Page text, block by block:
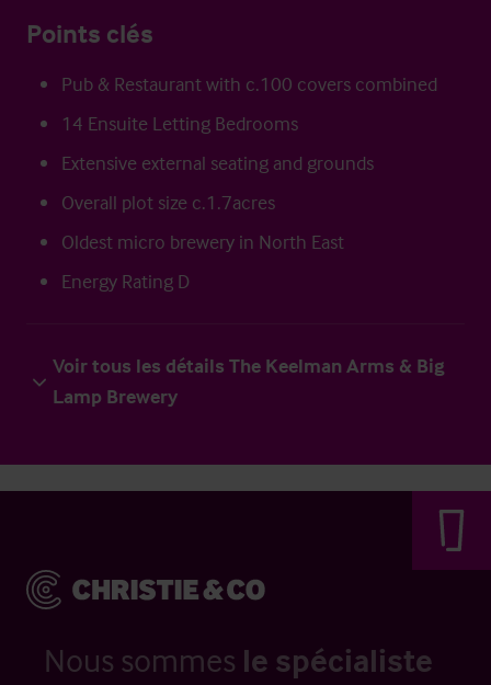
Points clés
Pub & Restaurant with c.100 covers combined
14 Ensuite Letting Bedrooms
Extensive external seating and grounds
Overall plot size c.1.7acres
Oldest micro brewery in North East
Energy Rating D
Voir tous les détails The Keelman Arms & Big
Lamp Brewery
Nous sommes le spécialiste